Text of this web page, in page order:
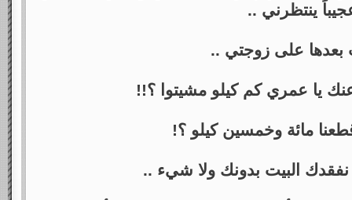
ينتظرني ..
بعدها على زوجتي ..
يا عمري كم كيلو مشيتوا ؟!!
مائة وخمسين كيلو ؟!
نفقدك البيت بدونك ولا شيء ..